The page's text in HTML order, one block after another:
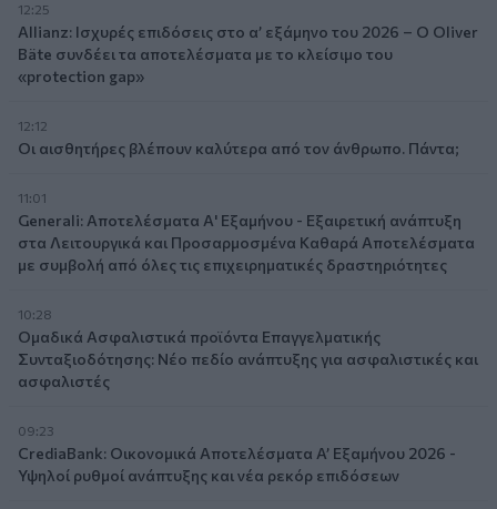
12:25
Allianz: Ισχυρές επιδόσεις στο α’ εξάμηνο του 2026 – Ο Oliver
Bäte συνδέει τα αποτελέσματα με το κλείσιμο του
«protection gap»
12:12
Οι αισθητήρες βλέπουν καλύτερα από τον άνθρωπο. Πάντα;
11:01
Generali: Αποτελέσματα Α' Εξαμήνου - Εξαιρετική ανάπτυξη
στα Λειτουργικά και Προσαρμοσμένα Καθαρά Αποτελέσματα
με συμβολή από όλες τις επιχειρηματικές δραστηριότητες
10:28
Ομαδικά Ασφαλιστικά προϊόντα Επαγγελματικής
Συνταξιοδότησης: Νέο πεδίο ανάπτυξης για ασφαλιστικές και
ασφαλιστές
09:23
CrediaBank: Οικονομικά Αποτελέσματα A’ Εξαμήνου 2026 -
Υψηλοί ρυθμοί ανάπτυξης και νέα ρεκόρ επιδόσεων